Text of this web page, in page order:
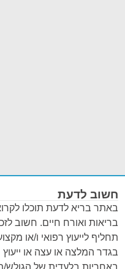
חשוב לדעת
באתר בריא לדעת תוכלו
בריאות ואורח חיים. חשוב
תחליף לייעוץ רפואי ו/או
בגדר המלצה או עצה או
באחריות בלעדית של הגולש/